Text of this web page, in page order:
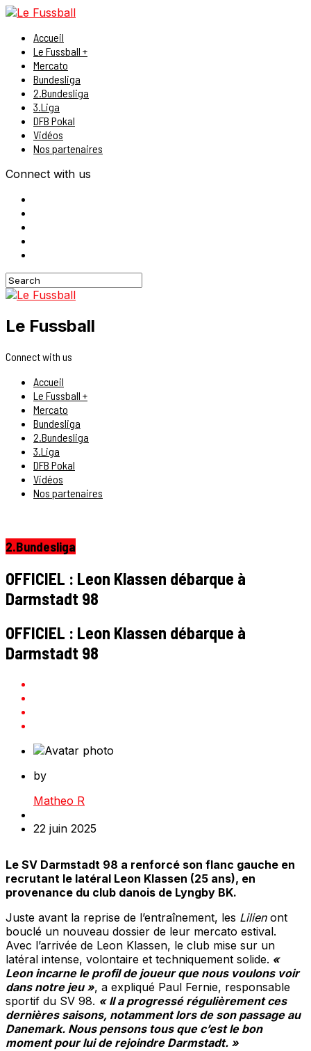
Accueil
Le Fussball +
Mercato
Bundesliga
2.Bundesliga
3.Liga
DFB Pokal
Vidéos
Nos partenaires
Connect with us
Le Fussball
Connect with us
Accueil
Le Fussball +
Mercato
Bundesliga
2.Bundesliga
3.Liga
DFB Pokal
Vidéos
Nos partenaires
2.Bundesliga
OFFICIEL : Leon Klassen débarque à
Darmstadt 98
OFFICIEL : Leon Klassen débarque à
Darmstadt 98
by
Matheo R
22 juin 2025
Le SV Darmstadt 98 a renforcé son flanc gauche en
recrutant le latéral Leon Klassen (25 ans), en
provenance du club danois de Lyngby BK.
Juste avant la reprise de l’entraînement, les Lilien ont
bouclé un nouveau dossier de leur mercato estival.
Avec l’arrivée de Leon Klassen, le club mise sur un
latéral intense, volontaire et techniquement solide. «
Leon incarne le profil de joueur que nous voulons voir
dans notre jeu », a expliqué Paul Fernie, responsable
sportif du SV 98. « Il a progressé régulièrement ces
dernières saisons, notamment lors de son passage au
Danemark. Nous pensons tous que c’est le bon
moment pour lui de rejoindre Darmstadt. »